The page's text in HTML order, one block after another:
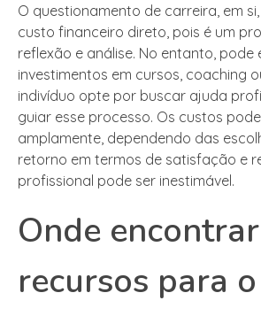
O questionamento de carreira, em
custo financeiro direto, pois é um
reflexão e análise. No entanto, pode
investimentos em cursos, coaching
indivíduo opte por buscar ajuda
guiar esse processo. Os custos
amplamente, dependendo das
retorno em termos de satisfação e
profissional pode ser inestimável.
Onde encontrar
recursos para o